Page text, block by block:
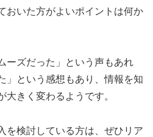
おいた方がよいポイントは何か
ーズだった」という声もあれ
」という感想もあり、情報を知
大きく変わるようです。
を検討している方は、ぜひリア